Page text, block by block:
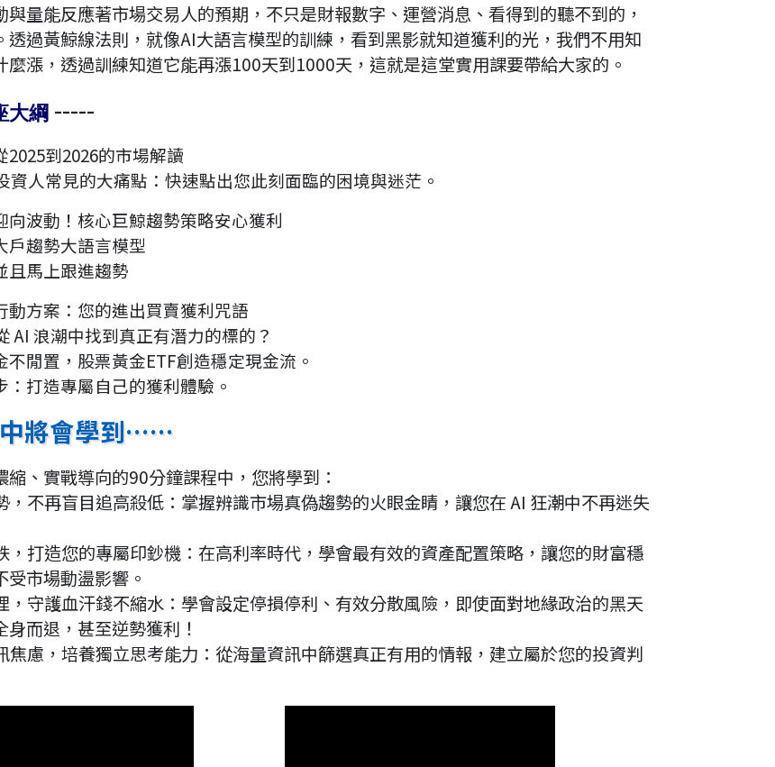
與量能反應著市場交易人的預期，不只是財報數字、運營消息、看得到的聽不到的，
透過黃鯨線法則，就像AI大語言模型的訓練，看到黑影就知道獲利的光，我們不用知
麼漲，透過訓練知道它能再漲100天到1000天，這就是這堂實用課要帶給大家的。
大綱 -----
2025到2026的市場解讀
資人常見的大痛點：快速點出您此刻面臨的困境與迷茫。
向波動！核心巨鯨趨勢策略安心獲利
戶趨勢大語言模型
且馬上跟進趨勢
動方案：您的進出買賣獲利咒語
AI 浪潮中找到真正有潛力的標的？
不閒置，股票黃金ETF創造穩定現金流。
：打造專屬自己的獲利體驗。
將會學到……
縮、實戰導向的90分鐘課程中，您將學到：
，不再盲目追高殺低：掌握辨識市場真偽趨勢的火眼金睛，讓您在 AI 狂潮中不再迷失
，打造您的專屬印鈔機：在高利率時代，學會最有效的資產配置策略，讓您的財富穩
受市場動盪影響。
，守護血汗錢不縮水：學會設定停損停利、有效分散風險，即使面對地緣政治的黑天
身而退，甚至逆勢獲利！
焦慮，培養獨立思考能力：從海量資訊中篩選真正有用的情報，建立屬於您的投資判